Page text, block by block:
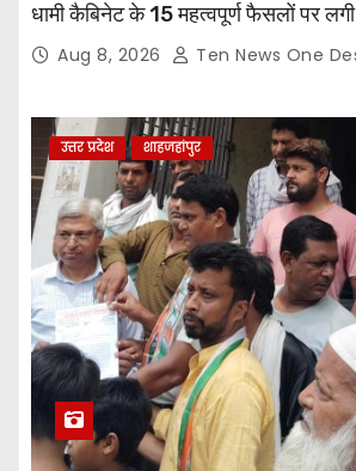
धामी कैबिनेट के 15 महत्वपूर्ण फैसलों पर
Aug 8, 2026 Ten News One
उत्तर प्रदेश शाहजहांपुर